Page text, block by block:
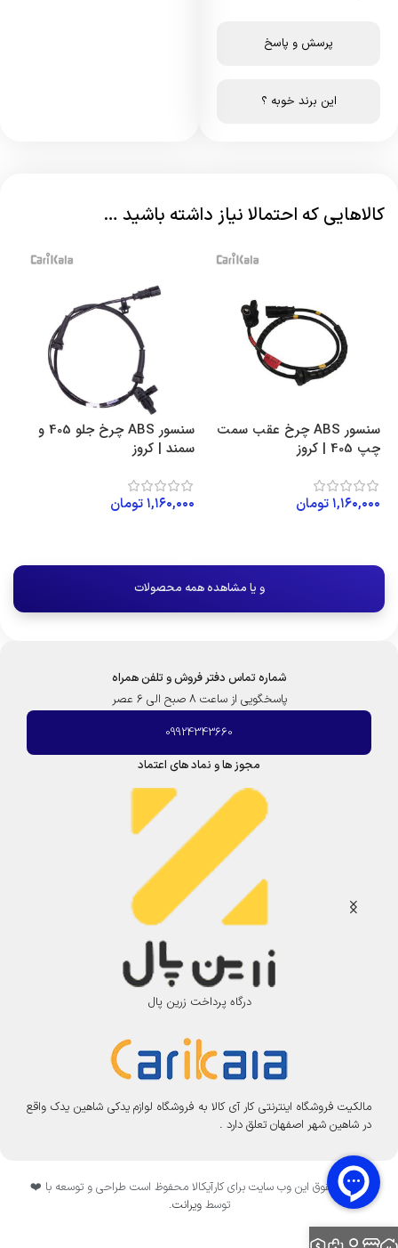
پرسش و پاسخ
این برند خوبه ؟
کالاهایی که احتمالا نیاز داشته باشید …
سنسور ABS چرخ عقب سمت
چپ 405 | کروز
۱,۱۶۰,۰۰۰تومان
سنسور ABS چرخ جلو 405 و
سمند | کروز
۱,۱۶۰,۰۰۰تومان
و یا مشاهده همه محصولات
شماره تماس دفتر فروش و تلفن همراه
پاسخگویی از ساعت 8 صبح الی 6 عصر
09924343660
مجوز ها و نماد های اعتماد
درگاه پرداخت زرین پال
مالکیت فروشگاه اینترنتی کار آی کالا به فروشگاه لوازم یدکی شاهین یدک واقع
در شاهین شهر اصفهان تعلق دارد .
تمامی حقوق این وب سایت برای کارآیکالا محفوظ است طراحی و توسعه با ❤️
توسطویرانت.